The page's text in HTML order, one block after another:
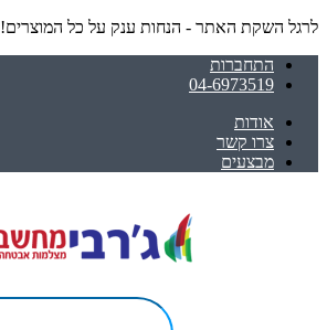
לרגל השקת האתר - הנחות ענק על כל המוצרים!
התחברות
04-6973519
אודות
צרו קשר
מבצעים